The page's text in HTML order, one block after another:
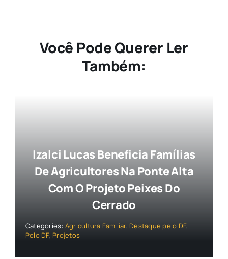
Você Pode Querer Ler
Também:
Izalci Lucas Beneficia Famílias
De Agricultores Na Ponte Alta
Com O Projeto Peixes Do
Cerrado
Categories: Agricultura Familiar, Destaque pelo DF,
Pelo DF, Projetos